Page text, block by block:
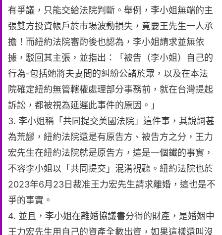
有爭議，只能交給法院判斷。舉例，李小姐無端的主
張雙方投資帳戶於市場波動損失，竟要王先生一人承
擔！而紐約法院審酌後也認為，李小姐請求並無依
據，駁回其主張，並指出：「被告（李小姐）自己的
行為-包括她將夫妻間的糾紛公諸於眾，以及在本法
院確定紐約無管轄權處理部分事務前，就在台灣提起
訴訟，都被視為延遲此事件的原因。」
3. 李小姐稱「共同提交美國法院」這件事，其說詞甚
為荒謬，紐約法院還是有原告方、被告方之分，王力
宏先生在紐約法院就是原告方，這是一個鐵的事實，
不容李小姐以「共同提交」混淆視聽。紐約法院也於
2023年6月23日裁准王力宏先生請求離婚，這也是不
爭的事實。
4. 並且，李小姐在離婚協議書分得的財產，是婚姻中
王力宏先生用自己的資產全數出資，如果這樣還叫沒